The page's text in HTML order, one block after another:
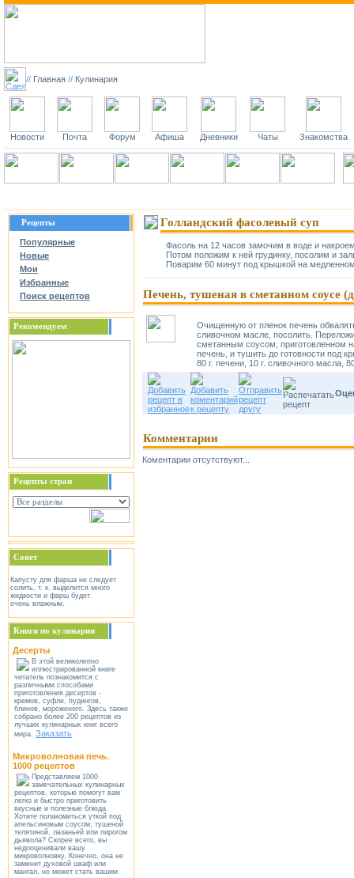
// Главная // Кулинария
Новости Почта Форум Афиша Дневники Чаты Знакомства
Рецепты
Популярные
Новые
Мои
Избранные
Поиск рецептов
Рекомендуем
Рецепты стран
Совет
Капусту для фарша не следует
солить, т. к. выделится много
жидкости и фарш будет
очень влажным.
Книги по кулинарии
Десерты
В этой великолепно
иллюстрированной книге
читатель познакомится с
различными способами
приготовления десертов -
кремов, суфле, пудингов,
блинов, мороженого. Здесь также
собрано более 200 рецептов из
лучших кулинарных книг всего
мира. Заказать
Микроволновая печь.
1000 рецептов
Представляем 1000
замечательных кулинарных
рецептов, которые помогут вам
легко и быстро приготовить
вкусные и полезные блюда.
Хотите полакомиться уткой под
апельсиновым соусом, тушеной
телятиной, лазаньей или пирогом
дьявола? Скорее всего, вы
недооценивали вашу
микроволновку. Конечно, она не
заменит духовой шкаф или
мангал, но может стать вашим
Голландский фасолевый суп
Фасоль на 12 часов замочим в воде и
Потом положим к ней грудинку, посолим и
Поварим 60 минут под крышкой на
Печень, тушеная в сметанном соусе
Очищенную от пленок печень
сливочном масле, посолить.
сметанным соусом, приготовленном
печень, и тушить до готовности под
80 г. печени, 10 г. сливочного масла,
Комментарии
Коментарии отсутствуют...